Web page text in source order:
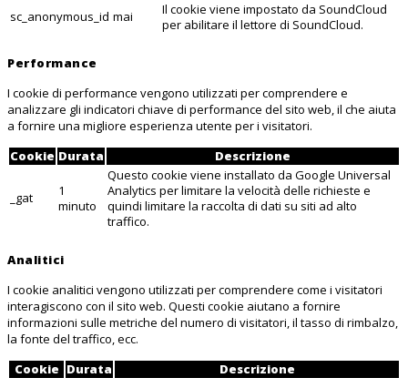
sc_anonymous_id mai
Il cookie viene impostato da SoundCloud
per abilitare il lettore di SoundCloud.
Performance
I cookie di performance vengono utilizzati per comprendere e
analizzare gli indicatori chiave di performance del sito web, il che aiuta
a fornire una migliore esperienza utente per i visitatori.
Cookie Durata Descrizione
_gat
1
minuto
Questo cookie viene installato da Google Universal
Analytics per limitare la velocità delle richieste e
quindi limitare la raccolta di dati su siti ad alto
traffico.
Analitici
I cookie analitici vengono utilizzati per comprendere come i visitatori
interagiscono con il sito web. Questi cookie aiutano a fornire
informazioni sulle metriche del numero di visitatori, il tasso di rimbalzo,
la fonte del traffico, ecc.
Cookie Durata Descrizione